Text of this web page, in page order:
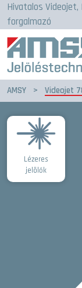
Hivatalos Videojet,
forgalmazó
AMSY > Videojet
Lézeres
jelölők